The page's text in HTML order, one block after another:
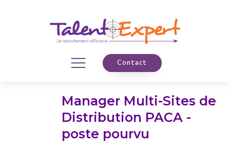
Contact
Manager Multi-Sites de
Distribution PACA -
poste pourvu